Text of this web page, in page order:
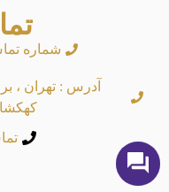
شماره تماس با
آدرس : تهران ،
کهکشان ،